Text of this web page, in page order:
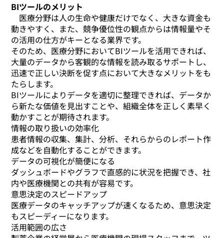
BIツールのメリット
医療分野は人の生命や健康だけでなく、大きな資金も
動きやすく、また、競争優位性の観点からは情報量やそ
の活用の仕方がキーとなる業界です。
そのため、医療分野においてBIツールを活用できれば、
大量のデータから客観的な情報を読み取るサポートし、
迅速で正しい決断を促す点において大きなメリットをも
たらします。
BIツールによりデータを適切に整理できれば、データか
ら新たな価値を見出すことや、組織全体を正しく素早く
動かすことが期待されます。
情報の取り扱いの効率化
患者情報の収集、集計、分析、それらからのレポート作
成などを自動化することができます。
データの可視化が簡便になる
ダッシュボードやグラフで直感的に状況を把握でき、社
内や医療機関との共有が容易です。
意思決定のスピードアップ
医療データのキャッチアップが速くなるため、意思決定
もスピーディーになります。
活用範囲の広さ